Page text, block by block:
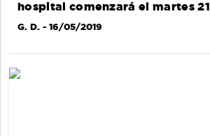
hospital comenzará el martes 21
G. D. - 16/05/2019